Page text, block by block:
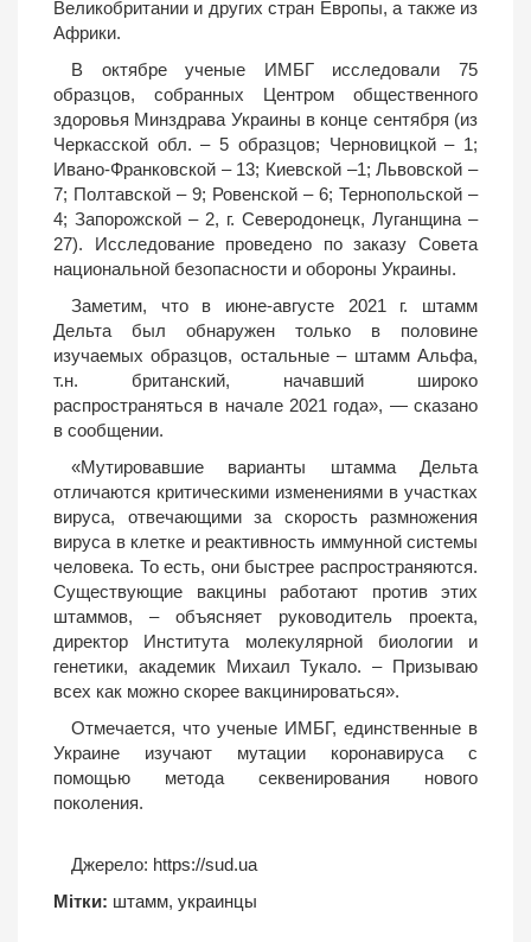
Великобритании и других стран Европы, а также из
Африки.
В октябре ученые ИМБГ исследовали 75
образцов, собранных Центром общественного
здоровья Минздрава Украины в конце сентября (из
Черкасской обл. – 5 образцов; Черновицкой – 1;
Ивано-Франковской – 13; Киевской –1; Львовской –
7; Полтавской – 9; Ровенской – 6; Тернопольской –
4; Запорожской – 2, г. Северодонецк, Луганщина –
27). Исследование проведено по заказу Совета
национальной безопасности и обороны Украины.
Заметим, что в июне-августе 2021 г. штамм
Дельта был обнаружен только в половине
изучаемых образцов, остальные – штамм Альфа,
т.н. британский, начавший широко
распространяться в начале 2021 года», — сказано
в сообщении.
«Мутировавшие варианты штамма Дельта
отличаются критическими изменениями в участках
вируса, отвечающими за скорость размножения
вируса в клетке и реактивность иммунной системы
человека. То есть, они быстрее распространяются.
Существующие вакцины работают против этих
штаммов, – объясняет руководитель проекта,
директор Института молекулярной биологии и
генетики, академик Михаил Тукало. – Призываю
всех как можно скорее вакцинироваться».
Отмечается, что ученые ИМБГ, единственные в
Украине изучают мутации коронавируса с
помощью метода секвенирования нового
поколения.
Джерело: https://sud.ua
Мітки: штамм, украинцы